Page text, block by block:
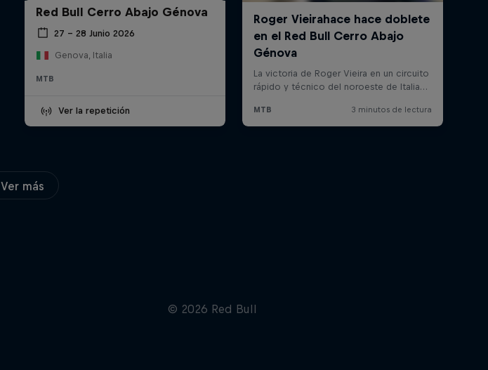
Red Bull Cerro Abajo Génova
27 – 28 Junio 2026
Genova, Italia
MTB
Ver la repetición
Ver más